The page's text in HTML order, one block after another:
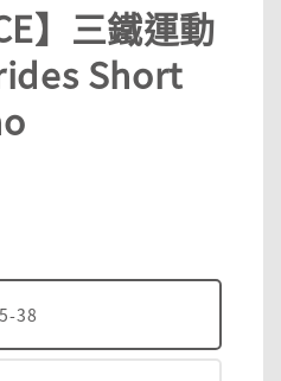
】三鐵運動
Short
38